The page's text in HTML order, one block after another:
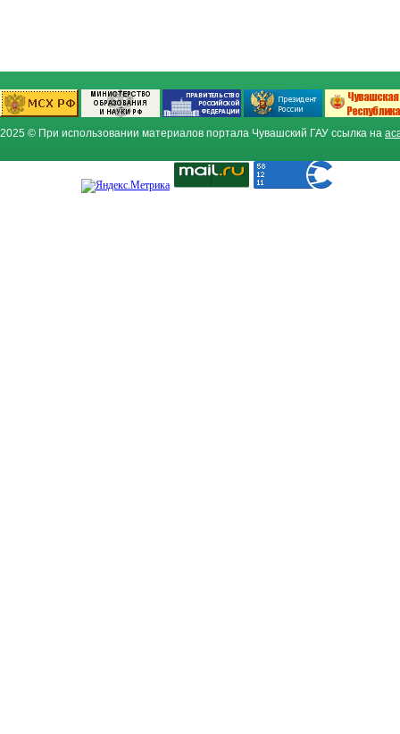
2025 © При использовании материалов портала Чувашский ГАУ ссылка на